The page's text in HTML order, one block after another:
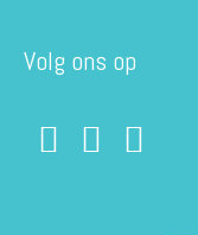
Volg ons op